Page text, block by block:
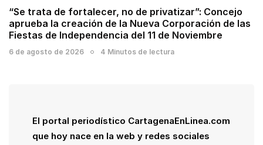
“Se trata de fortalecer, no de privatizar”: Concejo
aprueba la creación de la Nueva Corporación de las
Fiestas de Independencia del 11 de Noviembre
6 de agosto de 2026 4 Minutos de lectura
El portal periodístico CartagenaEnLinea.com
que hoy nace en la web y redes sociales